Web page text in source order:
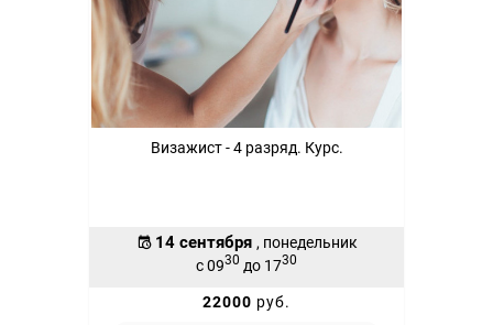
Визажист - 4 разряд. Курс.
14 сентября , понедельник
с 0930 до 1730
22000 руб.